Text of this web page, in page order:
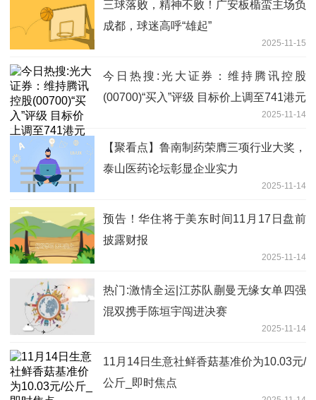
三球落败，精神不败！广安板楯蛮主场负
成都，球迷高呼“雄起”
2025-11-15
今日热搜:光大证券：维持腾讯控股
(00700)“买入”评级 目标价上调至741港元
2025-11-14
【聚看点】鲁南制药荣膺三项行业大奖，
泰山医药论坛彰显企业实力
2025-11-14
预告！华住将于美东时间11月17日盘前
披露财报
2025-11-14
热门:激情全运|江苏队蒯曼无缘女单四强
混双携手陈垣宇闯进决赛
2025-11-14
11月14日生意社鲜香菇基准价为10.03元/
公斤_即时焦点